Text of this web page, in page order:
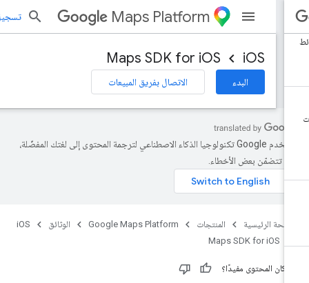
Maps Platform تسجيل
iOS
Maps SDK for iOS
الاتصال بفريق المبيعات
تستخدم Google تكنولوجيا الذكاء الاصطناعي لترجمة المحتوى إلى لغتك المفضّلة،
تتضمّن بعض الأخطاء.
الرئيسية المنتجات Google Maps Platform الوثائق
iOS
Maps SDK for iOS
كان المحتوى مفيدًا؟